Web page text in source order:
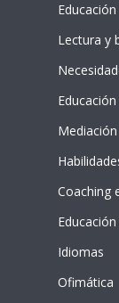
Lectura y
Coaching
Idiomas
Ofimática